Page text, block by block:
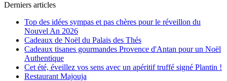
Derniers articles
Top des idées sympas et pas chères pour le réveillon du
Nouvel An 2026
Cadeaux de Noël du Palais des Thés
Cadeaux tisanes gourmandes Provence d'Antan pour un Noël
Authentique
Cet été, éveillez vos sens avec un apéritif truffé signé Plantin !
Restaurant Majouja